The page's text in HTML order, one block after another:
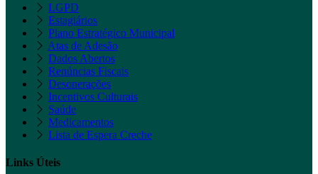
LGPD
Estagiários
Plano Estratégico Municipal
Atas de Adesão
Dados Abertos
Renúncias Fiscais
Desonerações
Incentivos Culturais
Saúde
Medicamentos
Lista de Espera Creche
Links Úteis